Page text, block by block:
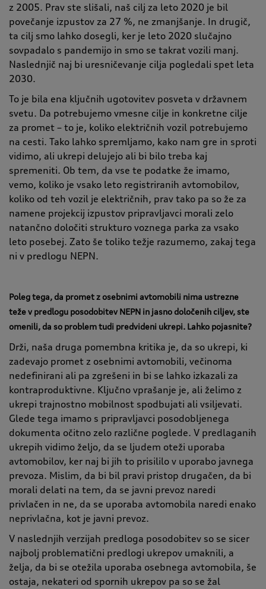
z 2005. Prav ste slišali, naš cilj za leto 2020 je bil
povečanje izpustov za 27 %, ne zmanjšanje. In drugič,
ta cilj smo lahko dosegli, ker je leto 2020 slučajno
sovpadalo s pandemijo in smo se takrat vozili manj.
Naslednjič naj bi uresničevanje cilja pogledali spet leta
2030.
To je bila ena ključnih ugotovitev posveta v državnem
svetu. Da potrebujemo vmesne cilje in konkretne cilje
za promet – to je, koliko električnih vozil potrebujemo
na cesti. Tako lahko spremljamo, kako nam gre in sproti
vidimo, ali ukrepi delujejo ali bi bilo treba kaj
spremeniti. Ob tem, da vse te podatke že imamo,
vemo, koliko je vsako leto registriranih avtomobilov,
koliko od teh vozil je električnih, prav tako pa so že za
namene projekcij izpustov pripravljavci morali zelo
natančno določiti strukturo voznega parka za vsako
leto posebej. Zato še toliko težje razumemo, zakaj tega
ni v predlogu NEPN.
Poleg tega, da promet z osebnimi avtomobili nima ustrezne
teže v predlogu posodobitev NEPN in jasno določenih ciljev, ste
omenili, da so problem tudi predvideni ukrepi. Lahko pojasnite?
Drži, naša druga pomembna kritika je, da so ukrepi, ki
zadevajo promet z osebnimi avtomobili, večinoma
nedefinirani ali pa zgrešeni in bi se lahko izkazali za
kontraproduktivne. Ključno vprašanje je, ali želimo z
ukrepi trajnostno mobilnost spodbujati ali vsiljevati.
Glede tega imamo s pripravljavci posodobljenega
dokumenta očitno zelo različne poglede. V predlaganih
ukrepih vidimo željo, da se ljudem oteži uporaba
avtomobilov, ker naj bi jih to prisililo v uporabo javnega
prevoza. Mislim, da bi bil pravi pristop drugačen, da bi
morali delati na tem, da se javni prevoz naredi
privlačen in ne, da se uporaba avtomobila naredi enako
neprivlačna, kot je javni prevoz.
V naslednjih verzijah predloga posodobitev so se sicer
najbolj problematični predlogi ukrepov umaknili, a
želja, da bi se otežila uporaba osebnega avtomobila, še
ostaja, nekateri od spornih ukrepov pa so se žal